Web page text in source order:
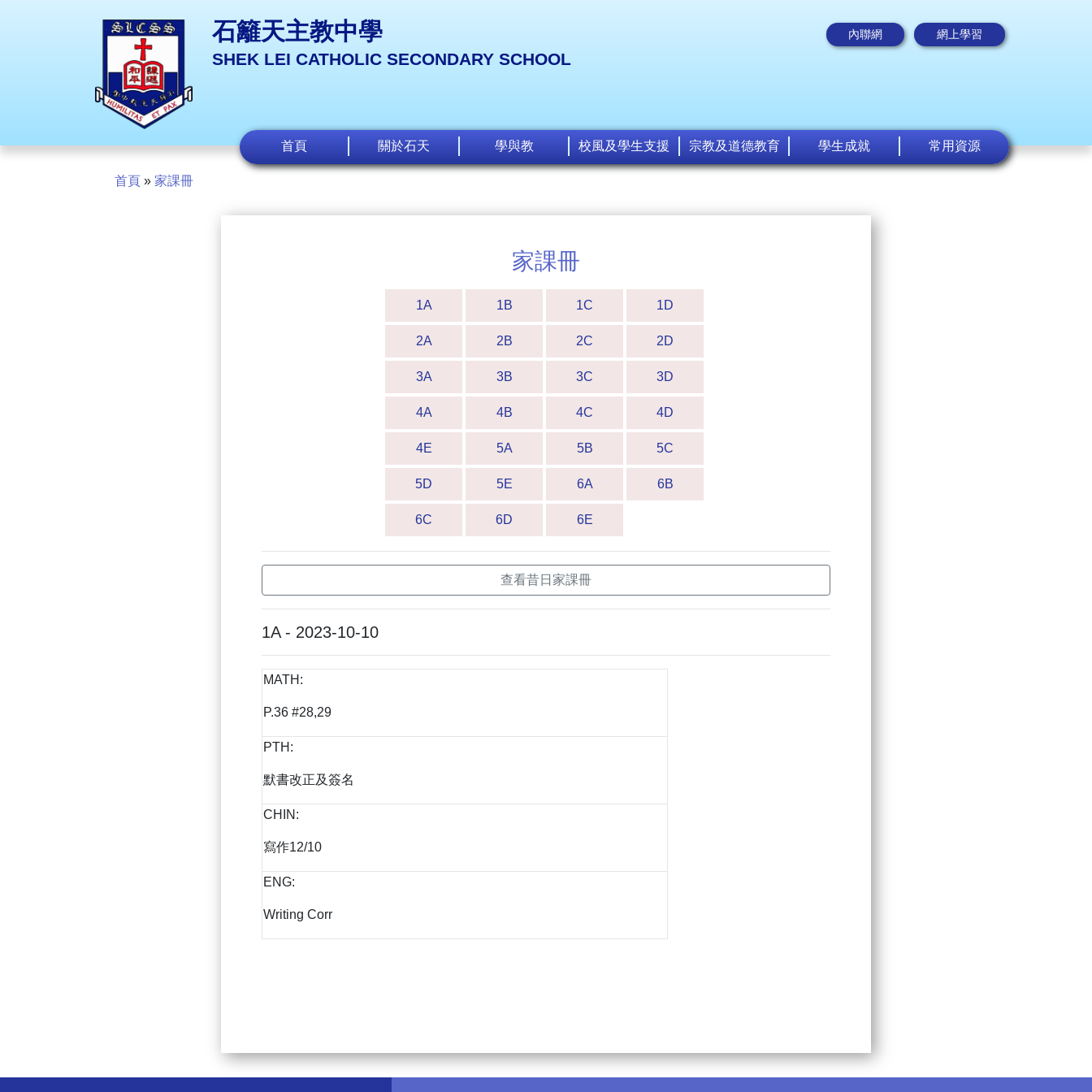
石籬天主教中學
SHEK LEI CATHOLIC SECONDARY SCHOOL
內聯網 網上學習
首頁 關於石天 學與教 校風及學生支援 宗教及道德教育 學生成就 常用資源
首頁 » 家課冊
家課冊
1A 1B 1C 1D
2A 2B 2C 2D
3A 3B 3C 3D
4A 4B 4C 4D
4E 5A 5B 5C
5D 5E 6A 6B
6C 6D 6E
查看昔日家課冊
1A - 2023-10-10
MATH:
P.36 #28,29
PTH:
默書改正及簽名
CHIN:
寫作12/10
ENG:
Writing Corr